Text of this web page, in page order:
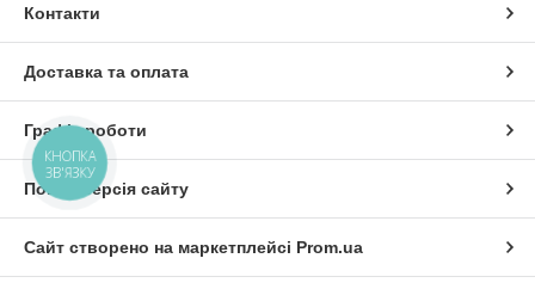
Контакти
Доставка та оплата
Графік роботи
Повна версія сайту
Сайт створено на маркетплейсі Prom.ua
КНОПКА
ЗВ'ЯЗКУ